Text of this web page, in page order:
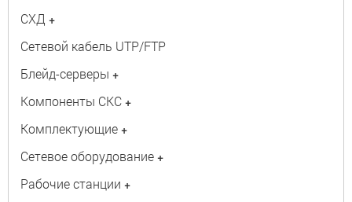
СХД +
Сетевой кабель UTP/FTP
Блейд-серверы +
Компоненты СКС +
Комплектующие +
Сетевое оборудование +
Рабочие станции +